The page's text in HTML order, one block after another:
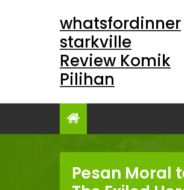
whatsfordinner
starkville
Review Komik
Pilihan
Pesan Moral